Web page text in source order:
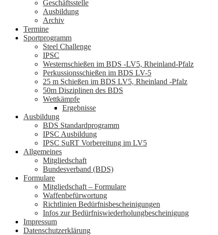
Geschäftsstelle
Ausbildung
Archiv
Termine
Sportprogramm
Steel Challenge
IPSC
Westernschießen im BDS -LV5, Rheinland-Pfalz
Perkussionsschießen im BDS LV-5
25 m Schießen im BDS LV5, Rheinland -Pfalz
50m Disziplinen des BDS
Wettkämpfe
Ergebnisse
Ausbildung
BDS Standardprogramm
IPSC Ausbildung
IPSC SuRT Vorbereitung im LV5
Allgemeines
Mitgliedschaft
Bundesverband (BDS)
Formulare
Mitgliedschaft – Formulare
Waffenbefürwortung
Richtlinien Bedürfnisbescheinigungen
Infos zur Bedürfniswiederholungbescheinigung
Impressum
Datenschutzerklärung